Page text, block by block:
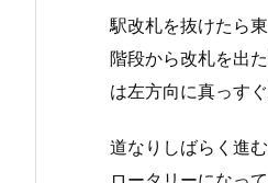
駅改札を抜けたら
階段から改札を出
は左方向に真っす
道なりしばらく進